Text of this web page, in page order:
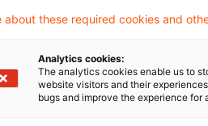
des BGH zu Cum-
about these required cookies and
Analytics cookies:
The analytics cookies enable us to
website visitors and their
bugs and improve the experience for